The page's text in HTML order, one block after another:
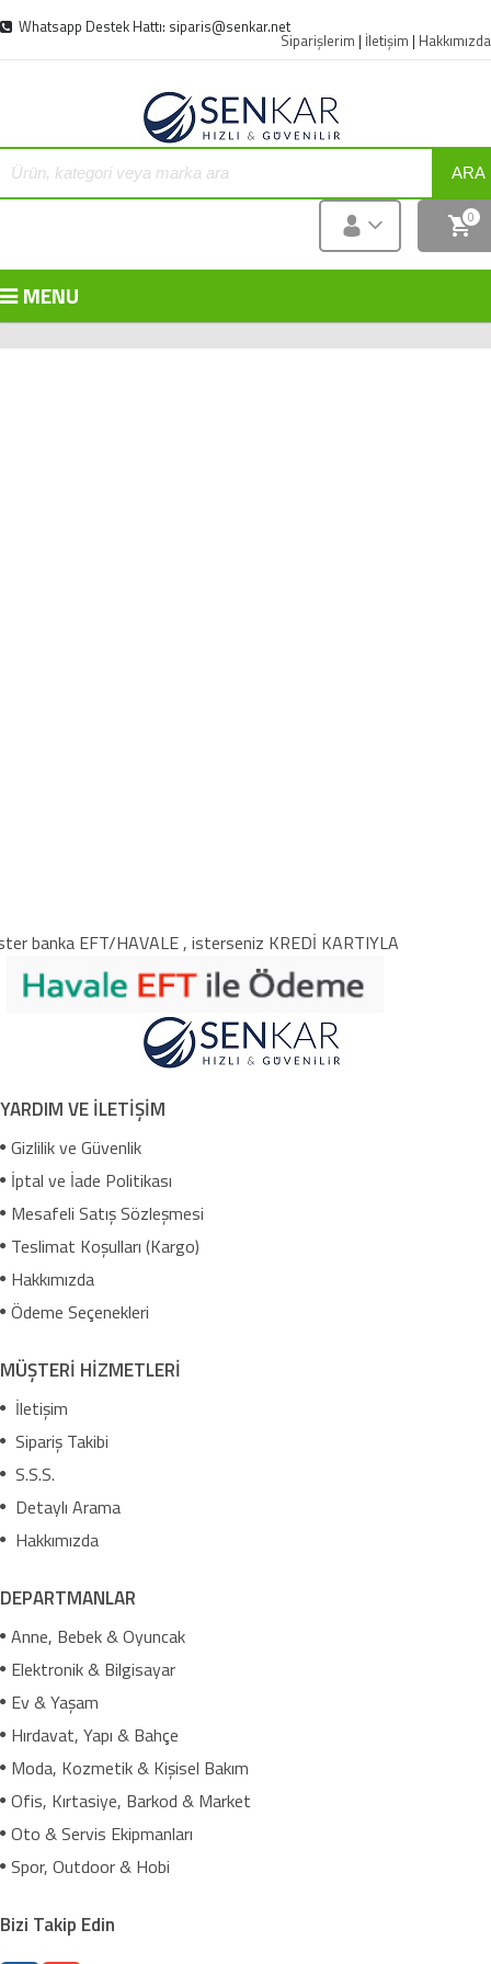
Whatsapp Destek Hattı: siparis@senkar.net
Siparişlerim | İletişim | Hakkımızda
ARA
0
MENU
banka EFT/HAVALE , isterseniz KREDİ KARTIYLA
YARDIM VE İLETİŞİM
Gizlilik ve Güvenlik
İptal ve İade Politikası
Mesafeli Satış Sözleşmesi
Teslimat Koşulları (Kargo)
Hakkımızda
Ödeme Seçenekleri
MÜŞTERİ HİZMETLERİ
İletişim
Sipariş Takibi
S.S.S.
Detaylı Arama
Hakkımızda
DEPARTMANLAR
Anne, Bebek & Oyuncak
Elektronik & Bilgisayar
Ev & Yaşam
Hırdavat, Yapı & Bahçe
Moda, Kozmetik & Kişisel Bakım
Ofis, Kırtasiye, Barkod & Market
Oto & Servis Ekipmanları
Spor, Outdoor & Hobi
Bizi Takip Edin